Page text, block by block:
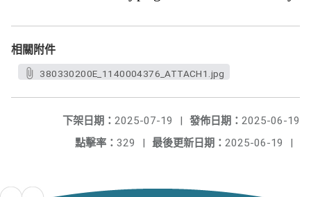
相關附件
380330200E_1140004376_ATTACH1.jpg
發佈日期： 2025-06-19
下架日期： 2025-07-19
|
最後更新日期： 2025-06-19 |
點擊率： 329 |